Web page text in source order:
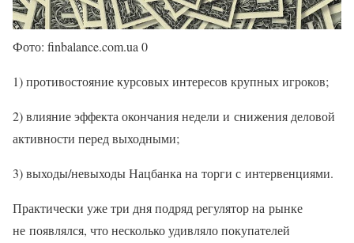
Фото: finbalance.com.ua 0
1) противостояние курсовых интересов крупных игроков;
2) влияние эффекта окончания недели и снижения деловой
активности перед выходными;
3) выходы/невыходы Нацбанка на торги с интервенциями.
Практически уже три дня подряд регулятор на рынке
не появлялся, что несколько удивляло покупателей